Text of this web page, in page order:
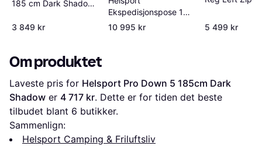
185 cm Dark Shadow
3 849 kr
Ekspedisjonspose 195
cm Spitsbergen X-
10 995 kr 5 499 kr
Om produktet
Laveste pris for Helsport Pro Down 5 185cm Dark
Shadow er 4 717 kr. Dette er for tiden det beste
tilbudet blant 6 butikker.
Sammenlign:
Helsport Camping & Friluftsliv